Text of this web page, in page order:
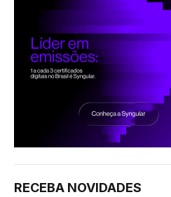
RECEBA NOVIDADES